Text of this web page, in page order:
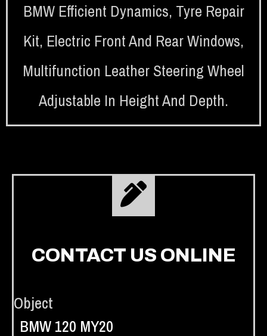
BMW Efficient Dynamics, Tyre Repair
Kit, Electric Front And Rear Windows,
Multifunction Leather Steering Wheel
Adjustable In Height And Depth.
CONTACT US ONLINE
Object
BMW 120 MY20